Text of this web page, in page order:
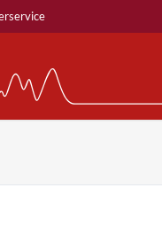
Gästekarte